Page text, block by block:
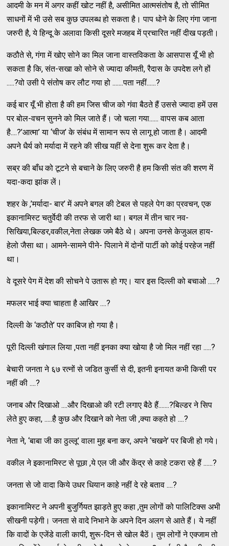
आदमी के मन में अगर कहीं खोट नहीं है, असीमित आत्मसंतोष है, तो सीमित
साधनों में भी उसे सब कुछ उपलब्ध हो सकता है। पाप धोने के लिए गंगा जाना
जरुरी है, ये हिन्दू के अलावा किसी दूसरे मजहब में प्रचारित नहीं दीख पड़ती।
कठौते से, गंगा में खोए सोने का मिल जाना वास्तविकता के आसपास यूँ भी हो
सकता है कि, संत-सखा को सोने से ज्यादा कीमती, रैदास के उपदेश लगे हों
.....?वो उसी पे संतोष कर लौट गया हो .......पता नहीं......?
कई बार यूँ भी होता है की हम जिस चीज को गंवा बैठते हैं उससे ज्यादा हमें उस
पर बोल-वचन सुनने को मिल जाते हैं। जो चला गया...... वापस कब आता
है....?’आत्मा’ या ‘चीज’ के संबंध में सामान रूप से लागू हो जाता है। आदमी
अपने धैर्य को मर्यादा में रहने की सीख यहीं से देना शुरू कर देता है।
सब्र की बाँध को टूटने से बचाने के लिए जरुरी है हम किसी संत की शरण में
यदा-कदा झांक लें।
शहर के ,’मर्यादा- बार’ में अपने बगल की टेबल से पहले पेग का प्रवचन, एक
इकानामिस्ट चतुर्वेदी की तरफ से जारी था। बगल में तीन चार नव-
सिखिया,बिल्डर,वकील,नेता लेखक जमे बैठे थे। अपना उनसे केजुअल हाय-
हेलो जैसा था। आमने-सामने पीने- पिलाने में दोनों पार्टी को कोई परहेज नहीं
था।
वे दूसरे पेग में देश की सोचने पे उतारू हो गए। यार इस दिल्ली को बचाओ .....?
मफलर भाई क्या चाहता है आखिर ....?
दिल्ली के ‘कठौते’ पर काबिज हो गया है।
पूरी दिल्ली खंगाल लिया ,पता नहीं इनका क्या खोया है जो मिल नहीं रहा .....?
बेचारी जनता ने ६७ रत्नों से जडित कुर्सी से दी, इतनी इनायत कभी किसी पर
नहीं की ....?
जनाब और दिखाओ ....और दिखाओ की रटी लगाए बैठे हैं.......?बिल्डर ने सिप
लेते हुए कहा, .....है कुछ और दिखाने को नेता जी ,क्या कहते हो ....?
नेता ने, ‘बाबा जी का ठुल्लू’ वाला मुह बना कर, अपने ‘चखने’ पर बिजी हो गये।
वकील ने इकानामिस्ट से पूछा ,ये एल जी और केंद्र से काहे टकरा रहे हैं ......?
जनता से जो वादा किये उधर धियान काहे नहीं दे रहे बताव ....?
इकानामिस्ट ने अपनी बुजुर्गियत झाड़ते हुए कहा ,तुम लोगों को पालिटिक्स अभी
सीखनी पड़ेगी। जनता से वादे निभाने के अपने दिन अलग से आते हैं। ये नहीं
कि वादों के एजेंडे वाली कापी, शुरू-दिन से खोल बैठें। तुम लोगों ने एक्जाम तो